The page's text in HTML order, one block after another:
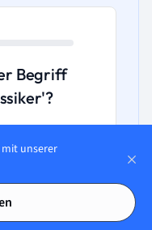
Begriff
Essays
in
unserer